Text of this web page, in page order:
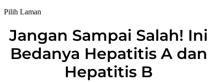
Pilih Laman
Jangan Sampai Salah! Ini
Bedanya Hepatitis A dan
Hepatitis B